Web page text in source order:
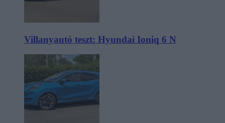
Villanyautó teszt: Hyundai Ioniq 6 N